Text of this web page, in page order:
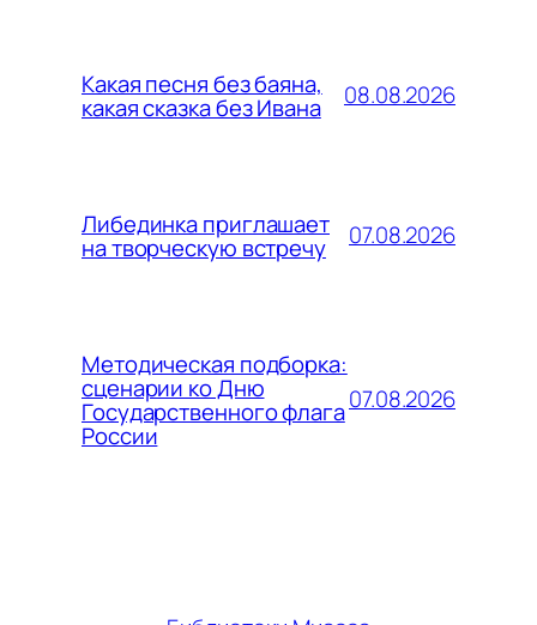
Какая песня без баяна,
какая сказка без Ивана 08.08.2026
Либединка приглашает
на творческую встречу 07.08.2026
Методическая подборка:
сценарии ко Дню
Государственного флага
России
07.08.2026